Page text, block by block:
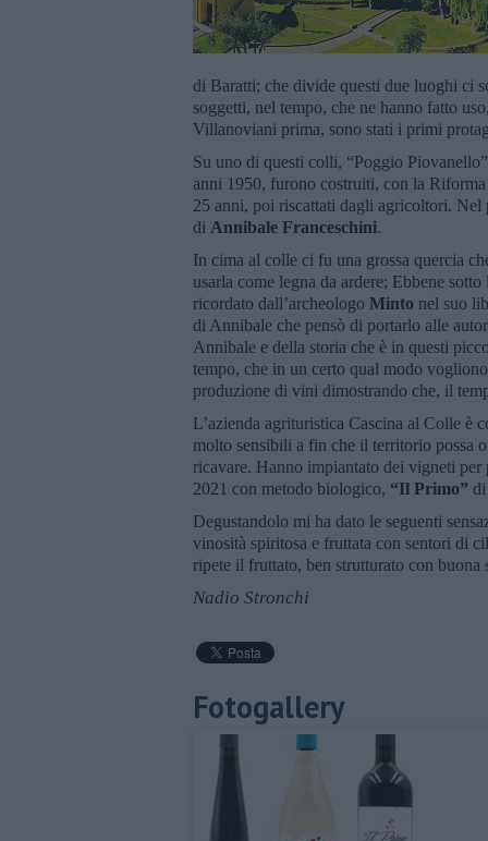
di Baratti; che divide questi due luoghi ci
soggetti, nel tempo, che ne hanno fatto
Villanoviani prima, sono stati i primi
Su uno di questi colli, “Poggio
anni 1950, furono costruiti, con la
25 anni, poi riscattati dagli agricoltori.
di Annibale Franceschini.
In cima al colle ci fu una grossa quercia
usarla come legna da ardere; Ebbene
ricordato dall’archeologo Minto nel suo
di Annibale che pensò di portarlo alle
Annibale e della storia che è in questi
tempo, che in un certo qual modo
produzione di vini dimostrando che, il
L’azienda agrituristica Cascina al Colle è
molto sensibili a fin che il territorio possa
ricavare. Hanno impiantato dei vigneti
2021 con metodo biologico, “Il Primo”
Degustandolo mi ha dato le seguenti
vinosità spiritosa e fruttata con sentori di
ripete il fruttato, ben strutturato con buona
Nadio Stronchi
Fotogallery